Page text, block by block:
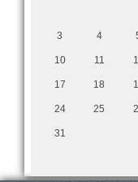
3 4
10 11
17 18
24 25
31